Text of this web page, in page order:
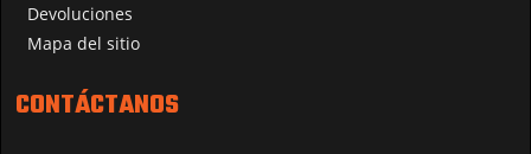
Devoluciones
Mapa del sitio
CONTÁCTANOS